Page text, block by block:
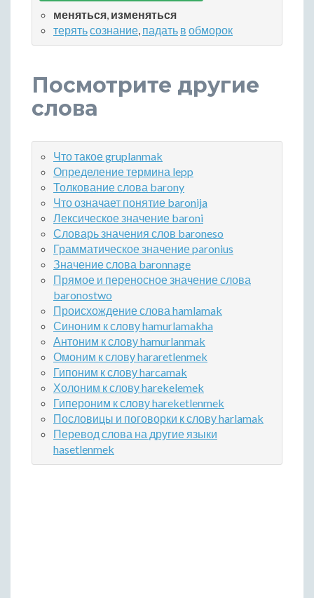
меняться, изменяться
терятьсознание, падать в обморок
Посмотрите другие
слова
Что такое gruplanmak
Определение термина lepp
Толкование слова barony
Что означает понятие baronija
Лексическое значение baroni
Словарь значения слов baroneso
Грамматическое значение paronius
Значение слова baronnage
Прямое и переносное значение слова
baronostwo
Происхождение слова hamlamak
Синоним к слову hamurlamakha
Антоним к слову hamurlanmak
Омоним к слову hararetlenmek
Гипоним к слову harcamak
Холоним к слову harekelemek
Гипероним к слову hareketlenmek
Пословицы и поговорки к слову harlamak
Перевод слова на другие языки
hasetlenmek